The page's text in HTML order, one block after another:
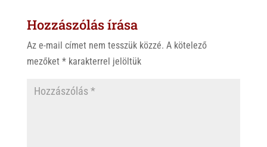
A
p
o
k
Hozzászólás írása
Az e-mail címet nem tesszük közzé. A kötelező
mezőket *karakterrel jelöltük